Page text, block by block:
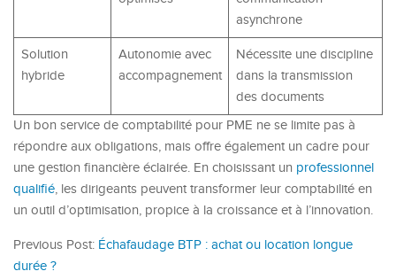
asynchrone
Solution
hybride
Autonomie avec
accompagnement
Nécessite une discipline
dans la transmission
des documents
Un bon service de comptabilité pour PME ne se limite pas à
répondre aux obligations, mais offre également un cadre pour
une gestion financière éclairée. En choisissant un professionnel
qualifié, les dirigeants peuvent transformer leur comptabilité en
un outil d’optimisation, propice à la croissance et à l’innovation.
Previous Post: Échafaudage BTP : achat ou location longue
durée ?